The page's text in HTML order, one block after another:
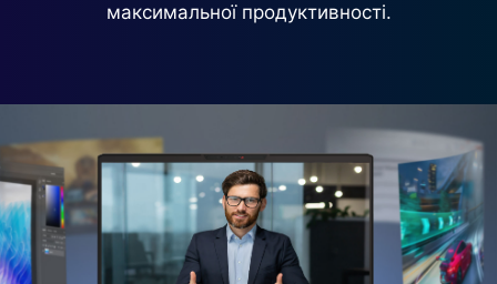
максимальної продуктивності.